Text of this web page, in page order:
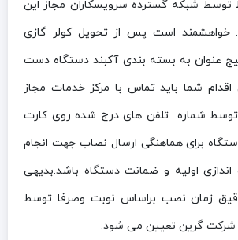
توسط شبکه گسترده سرویسکاران مجاز این
خواهشمند است پس از تحویل کولر گازی
عنوان به بسته بندی آکبند دستگاه دست
اقدام شما باید تماس با مرکز خدمات مجاز
شماره تلفن های درج شده روی کارت
برای هماهنگی ارسال نصاب جهت انجام
اولیه و ضمانت دستگاه باشد.بدیهی
زمان نصب براساس نوبت وصرفا توسط
شرکت گرین تعیین می شود.